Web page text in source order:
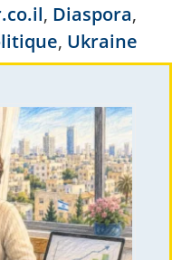
, Diaspora,
, Ukraine